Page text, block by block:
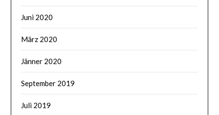
Juni 2020
März 2020
Jänner 2020
September 2019
Juli 2019